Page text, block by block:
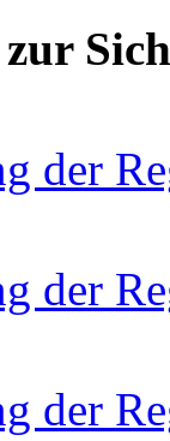
der
der
der